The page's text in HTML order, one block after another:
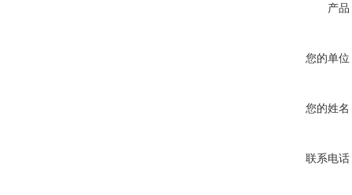
产品
您的单位
您的姓名
联系电话